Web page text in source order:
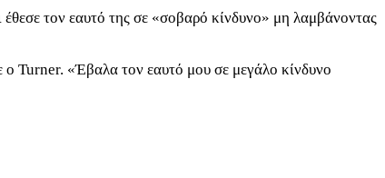
τον εαυτό της σε «σοβαρό κίνδυνο» μη λαμβάνοντας
ο Turner. «Έβαλα τον εαυτό μου σε μεγάλο κίνδυνο